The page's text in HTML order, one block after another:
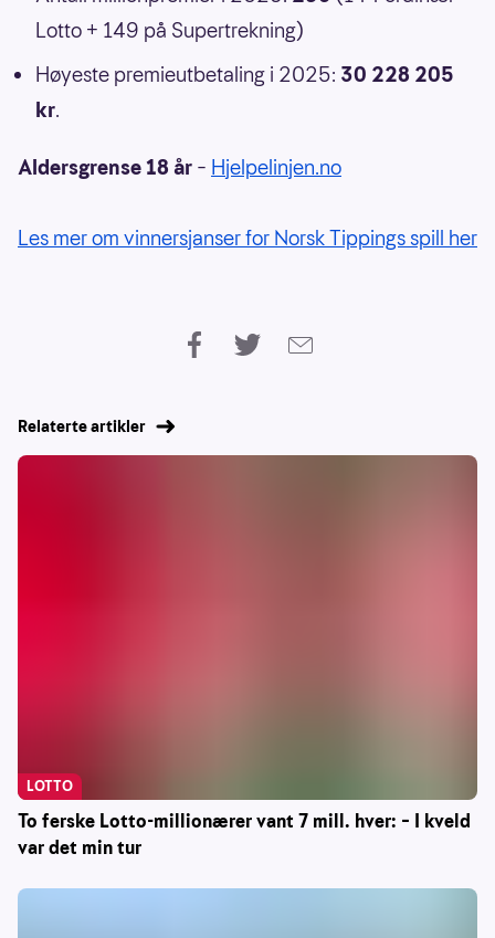
Lotto + 149 på Supertrekning)
Høyeste premieutbetaling i 2025: 30 228 205
kr.
Aldersgrense 18 år – Hjelpelinjen.no
Les mer om vinnersjanser for Norsk Tippings spill her
Relaterte artikler
To ferske Lotto-millionærer vant 7 mill. hver: – I kveld
var det min tur
LOTTO